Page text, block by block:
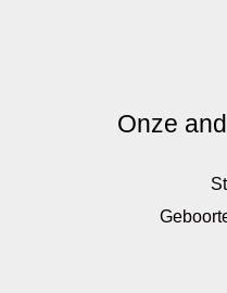
Onze